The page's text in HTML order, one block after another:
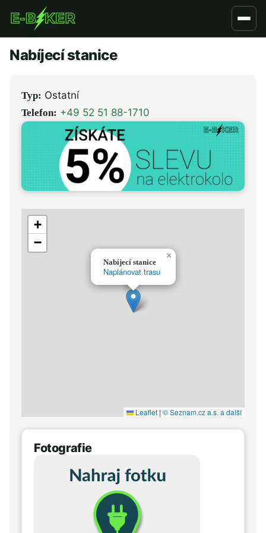
obsahu
Nabíjecí stanice
Typ: Ostatní
Telefon: +49 52 51 88-1710
Nabíjecí stanice
Naplánovat trasu
×
+
−
Leaflet | © Seznam.cz a.s. a další
Fotografie